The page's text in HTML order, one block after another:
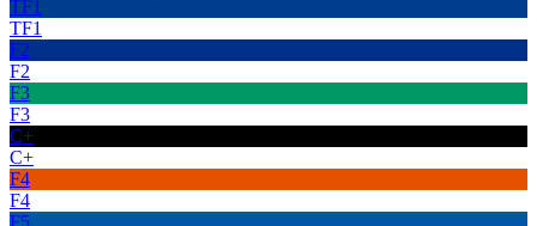
TF1
TF1
F2
F2
F3
F3
C+
C+
F4
F4
F5